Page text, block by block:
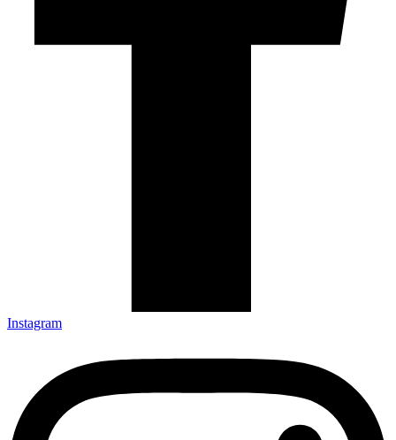
Instagram